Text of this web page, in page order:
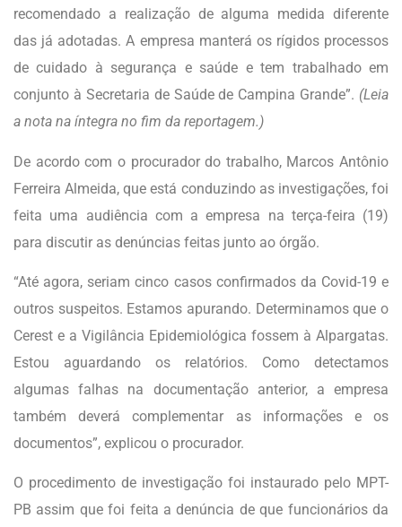
recomendado a realização de alguma medida diferente
das já adotadas. A empresa manterá os rígidos processos
de cuidado à segurança e saúde e tem trabalhado em
conjunto à Secretaria de Saúde de Campina Grande”. (Leia
a nota na íntegra no fim da reportagem.)
De acordo com o procurador do trabalho, Marcos Antônio
Ferreira Almeida, que está conduzindo as investigações, foi
feita uma audiência com a empresa na terça-feira (19)
para discutir as denúncias feitas junto ao órgão.
“Até agora, seriam cinco casos confirmados da Covid-19 e
outros suspeitos. Estamos apurando. Determinamos que o
Cerest e a Vigilância Epidemiológica fossem à Alpargatas.
Estou aguardando os relatórios. Como detectamos
algumas falhas na documentação anterior, a empresa
também deverá complementar as informações e os
documentos”, explicou o procurador.
O procedimento de investigação foi instaurado pelo MPT-
PB assim que foi feita a denúncia de que funcionários da